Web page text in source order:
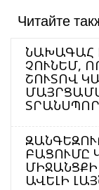
Читайте
ՆԱԽԱԳԱՀ
ՉՈՒՆԵՄ,
ՇՈՒՏՈՎ
ԲԱՑՈՒՄԸ
ԱՎԵԼԻ